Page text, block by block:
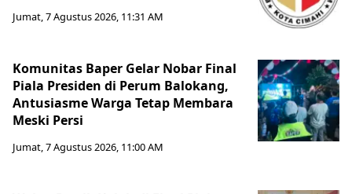
Jumat, 7 Agustus 2026, 11:31 AM
Komunitas Baper Gelar Nobar Final
Piala Presiden di Perum Balokang,
Antusiasme Warga Tetap Membara
Meski Persi
Jumat, 7 Agustus 2026, 11:00 AM